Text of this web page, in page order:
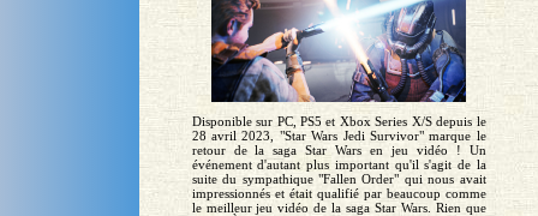
Disponible sur PC, PS5 et Xbox Series X/S depuis le
28 avril 2023, "Star Wars Jedi Survivor" marque le
retour de la saga Star Wars en jeu vidéo ! Un
événement d'autant plus important qu'il s'agit de la
suite du sympathique "Fallen Order" qui nous avait
impressionnés et était qualifié par beaucoup comme
le meilleur jeu vidéo de la saga Star Wars. Rien que